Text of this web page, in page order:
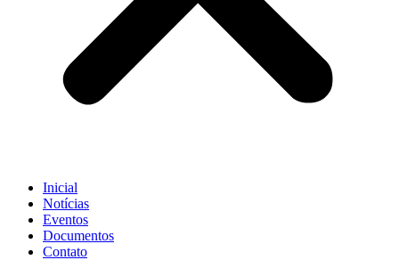
Inicial
Notícias
Eventos
Documentos
Contato